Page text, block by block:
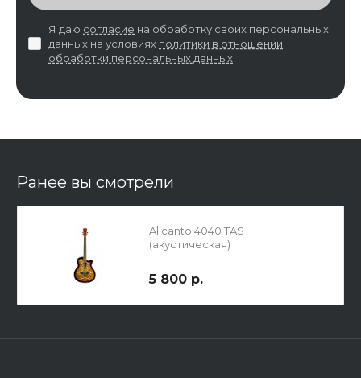
Я даю согласие на обработку своих персональных
данных на условиях политики в отношении
обработки персональных данных
Ранее вы смотрели
Alicanto 4040 TAS
(акустическая)
5 800 р.